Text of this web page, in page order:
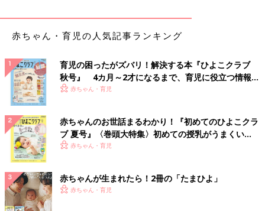
出典：Instagramアカウント「rui.ema」
赤ちゃん・育児の人気記事ランキング
育児の困ったがズバリ！解決する本『ひよこクラブ
秋号』 4カ月～2才になるまで、育児に役立つ情報が
いっぱい！
赤ちゃん・育児
赤ちゃんのお世話まるわかり！『初めてのひよこクラ
ブ 夏号』〈巻頭大特集〉初めての授乳がうまくい
く！ おっぱい・ミルクの基本と夏のトラブル 解決テ
赤ちゃん・育児
赤ちゃんが生まれたら！2冊の「たまひよ」
赤ちゃん・育児